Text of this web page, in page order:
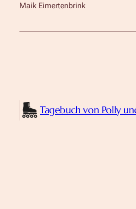
Maik Eimertenbrink
Tagebuch von Polly